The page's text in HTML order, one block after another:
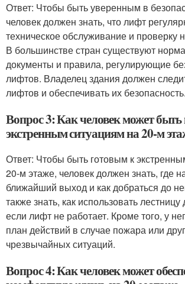
Ответ: Чтобы быть уверенным в
человек должен знать, что лифт
техническое обслуживание и проверку
В большинстве стран существуют
документы и правила, регулирующие
лифтов. Владелец здания должен
лифтов и обеспечивать их безопасность.
Вопрос 3: Как человек может быть
экстренным ситуациям на 20-м
Ответ: Чтобы быть готовым к
20-м этаже, человек должен знать, где
ближайший выход и как добраться до
также знать, как использовать
если лифт не работает. Кроме того, у
план действий в случае пожара или
чрезвычайных ситуаций.
Вопрос 4: Как человек может